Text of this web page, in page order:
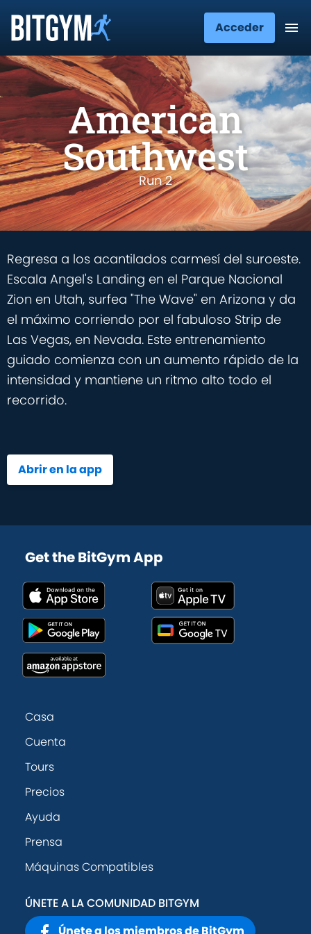
Acceder
American
Southwest
Run 2
Regresa a los acantilados carmesí del suroeste.
Escala Angel's Landing en el Parque Nacional
Zion en Utah, surfea "The Wave" en Arizona y da
el máximo corriendo por el fabuloso Strip de
Las Vegas, en Nevada. Este entrenamiento
guiado comienza con un aumento rápido de la
intensidad y mantiene un ritmo alto todo el
recorrido.
Abrir en la app
Get the BitGym App
Casa
Cuenta
Tours
Precios
Ayuda
Prensa
Máquinas Compatibles
ÚNETE A LA COMUNIDAD BITGYM